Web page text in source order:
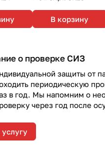
В корзину
о проверке СИЗ
защиты от
периодическую
в год. Мы напомним о
через год после
услугу